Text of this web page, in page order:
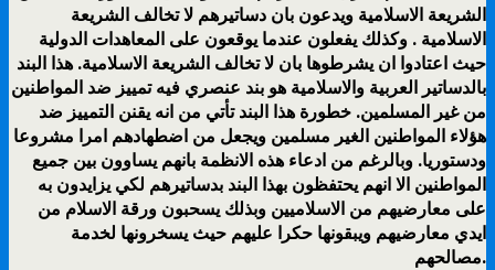
الشريعة الاسلامية ويدعون بان دساتيرهم لا تخالف الشريعة
الاسلامية . وكذلك يفعلون عندما يوقعون على المعاهدات الدولية
حيث اعتادوا ان يشرطوها بان لا تخالف الشريعة الاسلامية. هذا البند
بالدساتير العربية والاسلامية هو بند عنصري فيه تمييز ضد المواطنين
من غير المسلمين. خطورة هذا البند تأتي من انه يقنن التمييز ضد
هؤلاء المواطنين الغير مسلمين ويجعل من اضطهادهم امرا مشروعا
ودستوريا. وبالرغم من ادعاء هذه الانظمة بانهم يساوون بين جميع
المواطنين الا انهم يحتفظون بهذا البند بدساتيرهم لكي يزايدون به
على معارضيهم من الاسلاميين وبذلك يسحبون ورقة الاسلام من
ايدي معارضيهم ويبقونها حكرا عليهم حيث يسخرونها لخدمة
مصالحهم.